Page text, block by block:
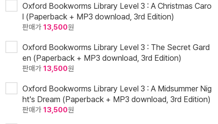
Oxford Bookworms Library Level 3 : A Christmas Caro
l (Paperback + MP3 download, 3rd Edition)
판매가 13,500원
Oxford Bookworms Library Level 3 : The Secret Gard
en (Paperback + MP3 download, 3rd Edition)
판매가 13,500원
Oxford Bookworms Library Level 3 : A Midsummer Nig
ht's Dream (Paperback + MP3 download, 3rd Edition)
판매가 13,500원